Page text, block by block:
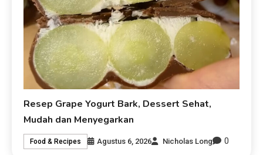
Resep Grape Yogurt Bark, Dessert Sehat,
Mudah dan Menyegarkan
Food & Recipes Agustus 6, 2026 Nicholas Long 0